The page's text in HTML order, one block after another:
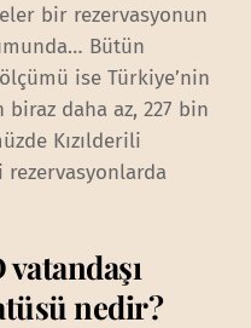
bir rezervasyonun
Bütün
ise Türkiye’nin
daha az, 227 bin
Kızılderili
nedir?